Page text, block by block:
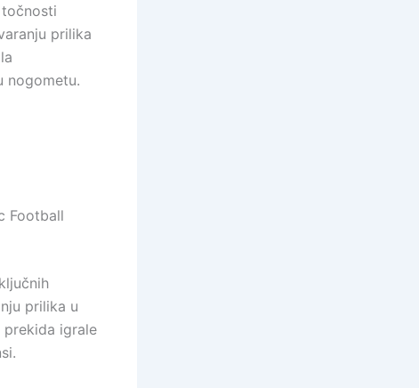
prilika
nogometu.
Football
prilika u
igrale